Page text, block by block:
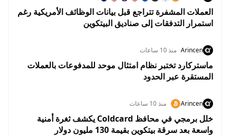
العملات المشفرة تتراجع قبل بيانات الوظائف الأمريكية رغم
استمرار التدفقات إلى صناديق البيتكوين
Arincen منذ 10 ساعات
ماستركارد تختبر نظام امتثال موحد للمدفوعات بالعملات
المستقرة عبر الحدود
Arincen منذ 10 ساعات
خلل برمجي في محافظ Coldcard يكشف ثغرة أمنية
واسعة بعد سرقة بيتكوين بقيمة 130 مليون دولار